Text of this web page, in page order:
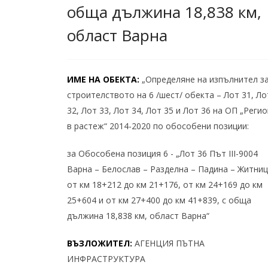
обща дължина 18,838 км,
област Варна
ИМЕ НА ОБЕКТА: „Определяне на изпълнител за
строителството на 6 /шест/ обекта – Лот 31,
32, Лот 33, Лот 34, Лот 35 и Лот 36 на ОП
в растеж“ 2014-2020 по обособени позиции:
за Обособена позиция 6 - „Лот 36 Път III-9004
Варна – Белослав – Разделна – Падина –
от км 18+212 до км 21+176, от км 24+169 до км
25+604 и от км 27+400 до км 41+839, с обща
дължина 18,838 км, област Варна“
ВЪЗЛОЖИТЕЛ: АГЕНЦИЯ ПЪТНА
ИНФРАСТРУКТУРА